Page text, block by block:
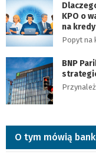
KPO o
na
Popyt na
BNP
O tym mówią